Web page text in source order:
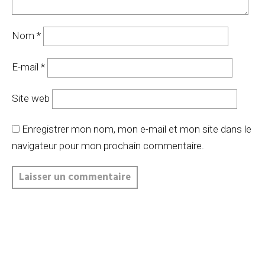
Nom *
E-mail *
Site web
Enregistrer mon nom, mon e-mail et mon site dans le
navigateur pour mon prochain commentaire.